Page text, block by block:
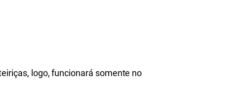
logo, funcionará somente no